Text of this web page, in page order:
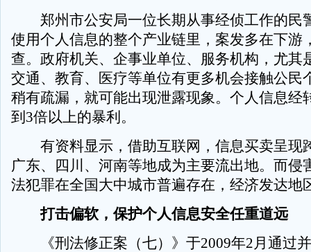
郑州市公安局一位长期从事经侦工作的民
使用个人信息的整个产业链里，案发多在下游
查。政府机关、企事业单位、服务机构，尤其
交通、教育、医疗等单位有更多机会接触公民
稍有疏漏，就可能出现泄露现象。个人信息经
到3倍以上的暴利。
有资料显示，借助互联网，信息买卖呈现
广东、四川、河南等地成为主要流出地。而侵
法犯罪在全国大中城市普遍存在，经济发达地
打击偏软，保护个人信息安全任重道远
《刑法修正案（七）》于2009年2月通过